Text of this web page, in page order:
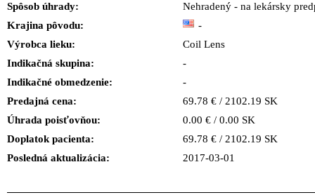
Spôsob úhrady:
Nehradený - na lekársky
Krajina pôvodu:
-
Výrobca lieku:
Coil Lens
Indikačná skupina:
-
Indikačné obmedzenie:
-
Predajná cena:
69.78 € / 2102.19 SK
Úhrada poisťovňou:
0.00 € / 0.00 SK
Doplatok pacienta:
69.78 € / 2102.19 SK
Posledná aktualizácia:
2017-03-01